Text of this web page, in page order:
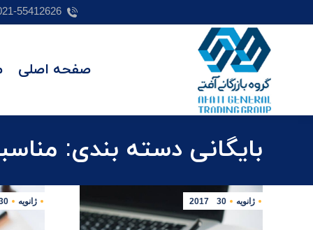
55412626
صفحه اصلی
بایگانی دسته بندی:
ژانویه 30
2017 ژانویه